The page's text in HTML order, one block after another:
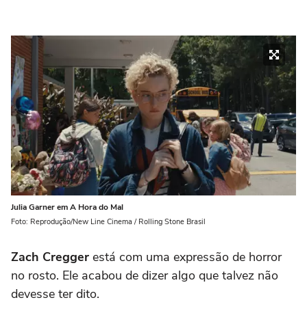
Julia Garner em A Hora do Mal
Foto: Reprodução/New Line Cinema / Rolling Stone Brasil
Zach Cregger está com uma expressão de horror
no rosto. Ele acabou de dizer algo que talvez não
devesse ter dito.